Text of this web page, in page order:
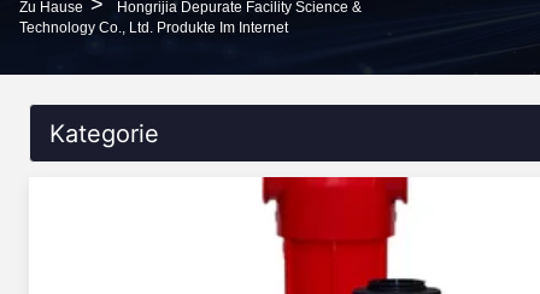
Zu Hause
Hongrijia Depurate Facility Science &
Technology Co., Ltd. Produkte Im Internet
Kategorie